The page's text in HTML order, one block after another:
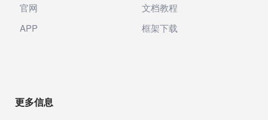
官网
APP
文档教程
框架下载
更多信息